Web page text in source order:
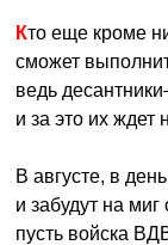
Кто еще кроме
сможет
ведь
и за это их ждет
В августе, в
и забудут на
пусть войска